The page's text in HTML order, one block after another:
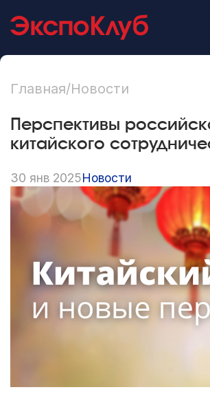
Главная/Новости
Перспективы
китайского
30 янв 2025Новости